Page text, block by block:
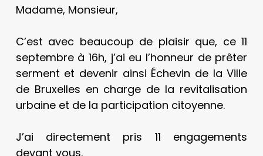
Madame, Monsieur,
C’est avec beaucoup de plaisir que, ce 11
septembre à 16h, j’ai eu l’honneur de prêter
serment et devenir ainsi Échevin de la Ville
de Bruxelles en charge de la revitalisation
urbaine et de la participation citoyenne.
J’ai directement pris 11 engagements
devant vous.